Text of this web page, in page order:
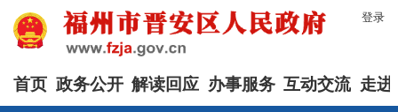
登录
首页 政务公开 解读回应 办事服务 互动交流 走进